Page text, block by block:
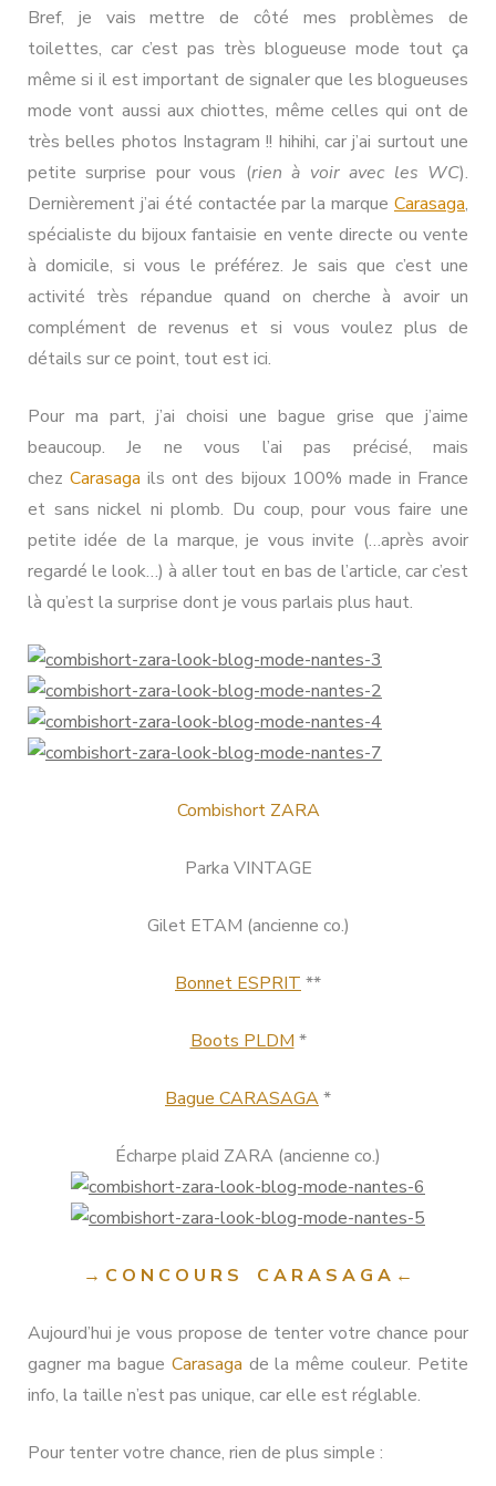
Bref, je vais mettre de côté mes problèmes de
toilettes, car c’est pas très blogueuse mode tout ça
même si il est important de signaler que les blogueuses
mode vont aussi aux chiottes, même celles qui ont de
très belles photos Instagram !! hihihi, car j’ai surtout une
petite surprise pour vous (rien à voir avec les WC).
Dernièrement j’ai été contactée par la marque Carasaga,
spécialiste du bijoux fantaisie en vente directe ou vente
à domicile, si vous le préférez. Je sais que c’est une
activité très répandue quand on cherche à avoir un
complément de revenus et si vous voulez plus de
détails sur ce point, tout est ici.
Pour ma part, j’ai choisi une bague grise que j’aime
beaucoup. Je ne vous l’ai pas précisé, mais
chezCarasaga ils ont des bijoux 100% made in France
et sans nickel ni plomb. Du coup, pour vous faire une
petite idée de la marque, je vous invite (…après avoir
regardé le look…) à aller tout en bas de l’article, car c’est
là qu’est la surprise dont je vous parlais plus haut.
Combishort ZARA
Parka VINTAGE
Gilet ETAM (ancienne co.)
Bonnet ESPRIT **
Boots PLDM *
Bague CARASAGA*
Écharpe plaid ZARA (ancienne co.)
→ C O N C O U R S C A R A S A G A ←
Aujourd’hui je vous propose de tenter votre chance pour
gagner ma bague Carasaga de la même couleur. Petite
info, la taille n’est pas unique, car elle est réglable.
Pour tenter votre chance, rien de plus simple :